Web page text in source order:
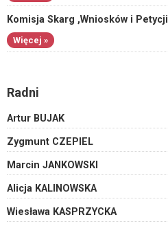
Komisja Skarg ,Wniosków i Petycji
Więcej »
Radni
Artur BUJAK
Zygmunt CZEPIEL
Marcin JANKOWSKI
Alicja KALINOWSKA
Wiesława KASPRZYCKA